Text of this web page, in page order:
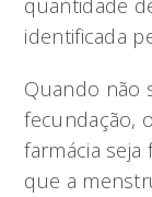
quantidade
identificada
Quando não
fecundação,
farmácia
que a